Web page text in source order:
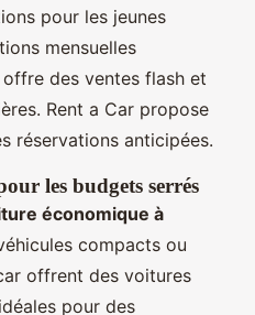
pour les jeunes
mensuelles
des ventes flash et
Rent a Car propose
réservations anticipées.
les budgets serrés
économique à
compacts ou
offrent des voitures
pour des